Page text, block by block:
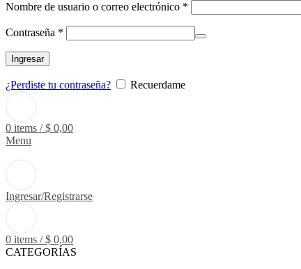
Nombre de usuario o correo electrónico *
Contraseña *
Ingresar
¿Perdiste tu contraseña? Recuerdame
0 items / $ 0,00
Menu
Ingresar/Registrarse
0 items / $ 0,00
CATEGORÍAS